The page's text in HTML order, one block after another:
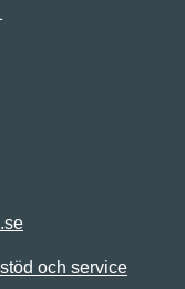
och service